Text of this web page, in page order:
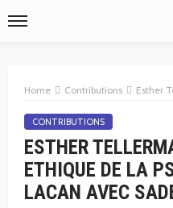
Home Contributions Esther
CONTRIBUTIONS
ESTHER
ETHIQUE DE LA
LACAN AVEC